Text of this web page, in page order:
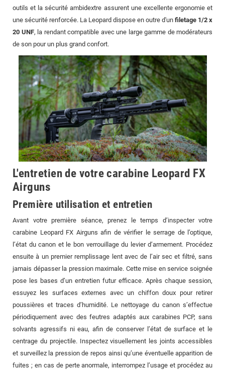
outils et la sécurité ambidextre assurent une excellente ergonomie et
une sécurité renforcée. La Leopard dispose en outre d'un filetage 1/2 x
20 UNF, la rendant compatible avec une large gamme de modérateurs
de son pour un plus grand confort.
L'entretien de votre carabine Leopard FX
Airguns
Première utilisation et entretien
Avant votre première séance, prenez le temps d’inspecter votre
carabine Leopard FX Airguns afin de vérifier le serrage de l’optique,
l’état du canon et le bon verrouillage du levier d’armement. Procédez
ensuite à un premier remplissage lent avec de l’air sec et filtré, sans
jamais dépasser la pression maximale. Cette mise en service soignée
pose les bases d’un entretien futur efficace. Après chaque session,
essuyez les surfaces externes avec un chiffon doux pour retirer
poussières et traces d’humidité. Le nettoyage du canon s’effectue
périodiquement avec des feutres adaptés aux carabines PCP, sans
solvants agressifs ni eau, afin de conserver l’état de surface et le
centrage du projectile. Inspectez visuellement les joints accessibles
et surveillez la pression de repos ainsi qu’une éventuelle apparition de
fuites ; en cas de perte anormale, interrompez l’usage et procédez au